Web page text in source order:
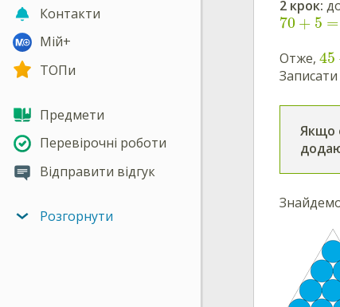
Контакти
Мій+
ТОПи
Предмети
Перевірочні роботи
Відправити відгук
Розгорнути
2 крок:
70 + 5 =
Отже, 45
Якщо